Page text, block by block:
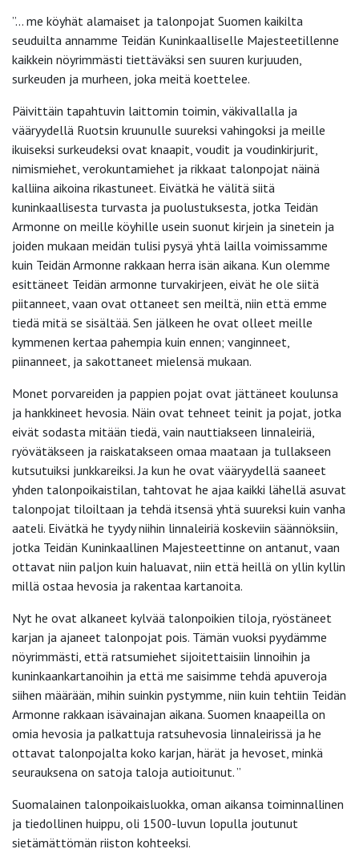
”… me köyhät alamaiset ja talonpojat Suomen kaikilta
seuduilta annamme Teidän Kuninkaalliselle Majesteetillenne
kaikkein nöyrimmästi tiettäväksi sen suuren kurjuuden,
surkeuden ja murheen, joka meitä koettelee.
Päivittäin tapahtuvin laittomin toimin, väkivallalla ja
vääryydellä Ruotsin kruunulle suureksi vahingoksi ja meille
ikuiseksi surkeudeksi ovat knaapit, voudit ja voudinkirjurit,
nimismiehet, verokuntamiehet ja rikkaat talonpojat näinä
kalliina aikoina rikastuneet. Eivätkä he välitä siitä
kuninkaallisesta turvasta ja puolustuksesta, jotka Teidän
Armonne on meille köyhille usein suonut kirjein ja sinetein ja
joiden mukaan meidän tulisi pysyä yhtä lailla voimissamme
kuin Teidän Armonne rakkaan herra isän aikana. Kun olemme
esittäneet Teidän armonne turvakirjeen, eivät he ole siitä
piitanneet, vaan ovat ottaneet sen meiltä, niin että emme
tiedä mitä se sisältää. Sen jälkeen he ovat olleet meille
kymmenen kertaa pahempia kuin ennen; vanginneet,
piinanneet, ja sakottaneet mielensä mukaan.
Monet porvareiden ja pappien pojat ovat jättäneet koulunsa
ja hankkineet hevosia. Näin ovat tehneet teinit ja pojat, jotka
eivät sodasta mitään tiedä, vain nauttiakseen linnaleiriä,
ryövätäkseen ja raiskatakseen omaa maataan ja tullakseen
kutsutuiksi junkkareiksi. Ja kun he ovat vääryydellä saaneet
yhden talonpoikaistilan, tahtovat he ajaa kaikki lähellä asuvat
talonpojat tiloiltaan ja tehdä itsensä yhtä suureksi kuin vanha
aateli. Eivätkä he tyydy niihin linnaleiriä koskeviin säännöksiin,
jotka Teidän Kuninkaallinen Majesteettinne on antanut, vaan
ottavat niin paljon kuin haluavat, niin että heillä on yllin kyllin
millä ostaa hevosia ja rakentaa kartanoita.
Nyt he ovat alkaneet kylvää talonpoikien tiloja, ryöstäneet
karjan ja ajaneet talonpojat pois. Tämän vuoksi pyydämme
nöyrimmästi, että ratsumiehet sijoitettaisiin linnoihin ja
kuninkaankartanoihin ja että me saisimme tehdä apuveroja
siihen määrään, mihin suinkin pystymme, niin kuin tehtiin Teidän
Armonne rakkaan isävainajan aikana. Suomen knaapeilla on
omia hevosia ja palkattuja ratsuhevosia linnaleirissä ja he
ottavat talonpojalta koko karjan, härät ja hevoset, minkä
seurauksena on satoja taloja autioitunut. ”
Suomalainen talonpoikaisluokka, oman aikansa toiminnallinen
ja tiedollinen huippu, oli 1500-luvun lopulla joutunut
sietämättömän riiston kohteeksi.